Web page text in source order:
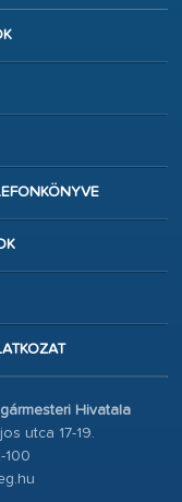
Hivatala
utca 17-19.
100